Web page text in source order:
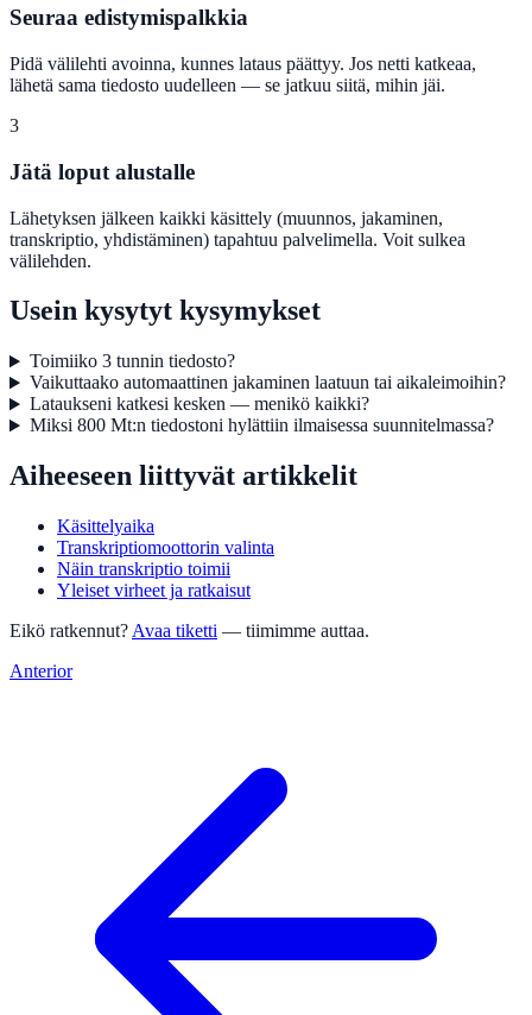
Seuraa edistymispalkkia
Pidä välilehti avoinna, kunnes lataus päättyy. Jos netti katkeaa,
lähetä sama tiedosto uudelleen — se jatkuu siitä, mihin jäi.
3
Jätä loput alustalle
Lähetyksen jälkeen kaikki käsittely (muunnos, jakaminen,
transkriptio, yhdistäminen) tapahtuu palvelimella. Voit sulkea
välilehden.
Usein kysytyt kysymykset
Toimiiko 3 tunnin tiedosto?
Vaikuttaako automaattinen jakaminen laatuun tai aikaleimoihin?
Lataukseni katkesi kesken — menikö kaikki?
Miksi 800 Mt:n tiedostoni hylättiin ilmaisessa suunnitelmassa?
Aiheeseen liittyvät artikkelit
Käsittelyaika
Transkriptiomoottorin valinta
Näin transkriptio toimii
Yleiset virheet ja ratkaisut
Eikö ratkennut? Avaa tiketti — tiimimme auttaa.
Anterior